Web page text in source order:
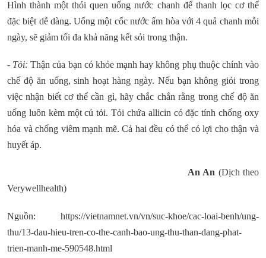
Hình thành một thói quen uống nước chanh để thanh lọc cơ thể
đặc biệt dễ dàng. Uống một cốc nước ấm hòa với 4 quả chanh mỗi
ngày, sẽ giảm tối đa khả năng kết sỏi trong thận.
- Tỏi: Thận của bạn có khỏe mạnh hay không phụ thuộc chính vào
chế độ ăn uống, sinh hoạt hàng ngày. Nếu bạn không giỏi trong
việc nhận biết cơ thể cần gì, hãy chắc chắn rằng trong chế độ ăn
uống luôn kèm một củ tỏi. Tỏi chứa allicin có đặc tính chống oxy
hóa và chống viêm mạnh mẽ. Cả hai đều có thể có lợi cho thận và
huyết áp.
An An (Dịch theo
Verywellhealth)
Nguồn: https://vietnamnet.vn/vn/suc-khoe/cac-loai-benh/ung-
thu/13-dau-hieu-tren-co-the-canh-bao-ung-thu-than-dang-phat-
trien-manh-me-590548.html